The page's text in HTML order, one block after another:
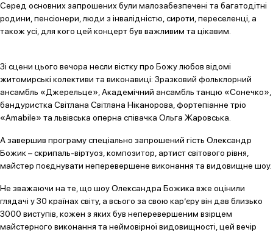
Серед основних запрошених були малозабезпечені та багатодітні
родини, пенсіонери, люди з інвалідністю, сироти, переселенці, а
також усі, для кого цей концерт був важливим та цікавим.
Зі сцени цього вечора несли вістку про Божу любов відомі
житомирські колективи та виконавиці: Зразковий фольклорний
ансамбль «Джерельце», Академічний ансамбль танцю «Сонечко»,
бандуристка Світлана Світлана Ніканорова, фортепіанне тріо
«Amabile» та львівська оперна співачка Ольга Жаровська.
А завершив програму спеціально запрошений гість Олександр
Божик – скрипаль-віртуоз, композитор, артист світового рівня,
майстер поєднувати неперевершене виконання та видовищне шоу.
Не зважаючи на те, що шоу Олександра Божика вже оцінили
глядачі у 30 країнах світу, а всього за свою кар’єру він дав близько
3000 виступів, кожен з яких був неперевершеним взірцем
майстерного виконання та неймовірної видовищності, цей вечір